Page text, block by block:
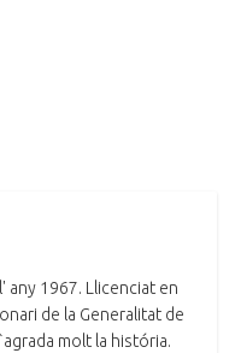
any 1967. Llicenciat en
de la Generalitat de
molt la história.